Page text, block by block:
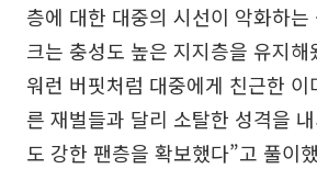
층에 대한 대중의 시선이 악화하
크는 충성도 높은 지지층을 유지해
워런 버핏처럼 대중에게 친근한
른 재벌들과 달리 소탈한 성격을
도 강한 팬층을 확보했다”고 풀이